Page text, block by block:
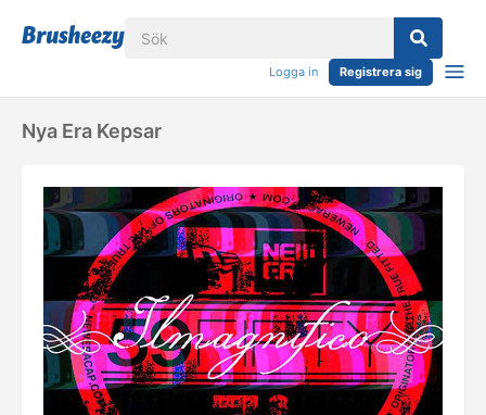
Logga in Registrera sig
Nya Era Kepsar